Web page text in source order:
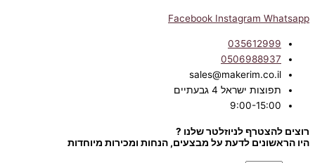
Facebook Instagram Whatsapp
035612999
0506988937
sales@makerim.co.il
תפוצות ישראל 4 גבעתיים
9:00-15:00
רוצים להצטרף לניוזלטר שלנו ?
היו הראשונים לדעת על מבצעים, הנחות ומכירות מיוחדות